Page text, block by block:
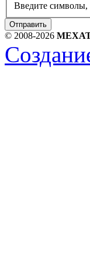
Введите символы,
Отправить
© 2008-2026